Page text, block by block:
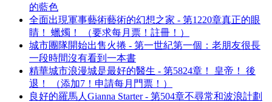
的藍色
全面出現軍事藝術藝術的幻想之家 - 第1220章真正的眼
睛！ 蠟燭！ （要求每月票！註冊！）
城市團隊開始出售火捲 - 第一世紀第一個：老朋友很長
一段時間沒有看到一本書
精華城市浪漫城是最好的醫生 - 第5824章！ 皇帝！ 後
退！ （添加7！申請每月門票！）
良好的羅馬人Gianna Starter - 第504章不尋常和波浪計劃